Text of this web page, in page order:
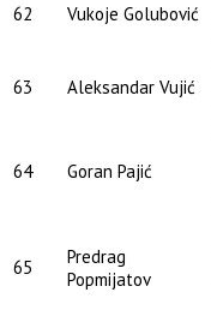
62 Vukoje Golubović
63 Aleksandar Vujić
64 Goran Pajić
65
Predrag
Popmijatov